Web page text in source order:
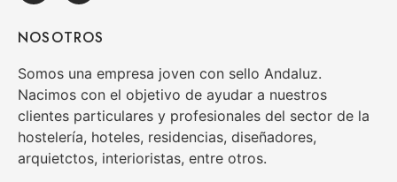
NOSOTROS
Somos una empresa joven con sello Andaluz.
Nacimos con el objetivo de ayudar a nuestros
clientes particulares y profesionales del sector de la
hostelería, hoteles, residencias, diseñadores,
arquietctos, interioristas, entre otros.